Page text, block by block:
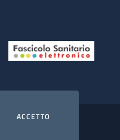
COOKIESACCETTOI COOKIES